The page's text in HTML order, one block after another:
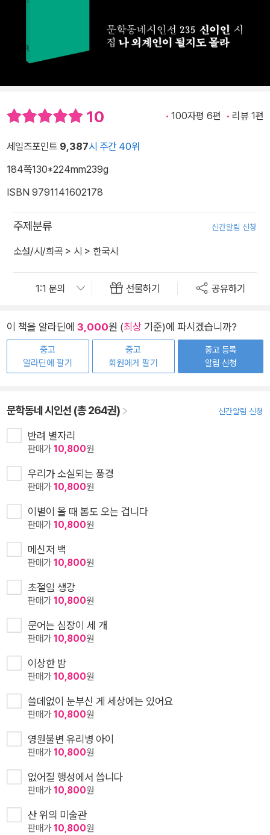
10 100자평 6편 리뷰 1편
세일즈포인트 9,387시 주간 40위
184쪽130*224mm239g
ISBN 9791141602178
주제분류 신간알림 신청
소설/시/희곡 > 시 > 한국시
선물하기 공유하기
이 책을 알라딘에 3,000원 (최상 기준)에 파시겠습니까?
중고
알라딘에 팔기
중고
회원에게 팔기
중고 등록
알림 신청
문학동네 시인선 (총 264권) 신간알림 신청
반려 별자리
판매가10,800원
우리가 소실되는 풍경
판매가10,800원
이별이 올 때 봄도 오는 겁니다
판매가10,800원
메신저 백
판매가10,800원
초절임 생강
판매가10,800원
문어는 심장이 세 개
판매가10,800원
이상한 밤
판매가10,800원
쓸데없이 눈부신 게 세상에는 있어요
판매가10,800원
영원불변 유리병 아이
판매가10,800원
없어질 행성에서 씁니다
판매가10,800원
산 위의 미술관
판매가10,800원